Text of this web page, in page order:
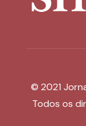
© 2021
Todos os